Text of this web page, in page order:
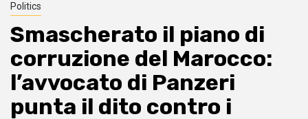
Politics
Smascherato il piano di
corruzione del Marocco:
l’avvocato di Panzeri
punta il dito contro i